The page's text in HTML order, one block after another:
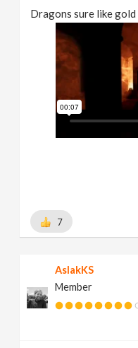
Dragons sure like gold
7
AslakKS
Member